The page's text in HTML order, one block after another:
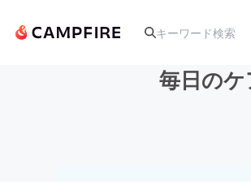
毎日の